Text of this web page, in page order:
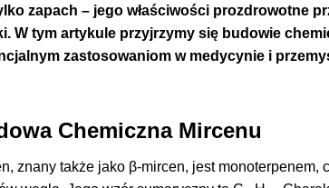
zapach – jego właściwości prozdrowotne
W tym artykule przyjrzymy się budowie
zastosowaniom w medycynie i
Chemiczna Mircenu
znany także jako β-mircen, jest